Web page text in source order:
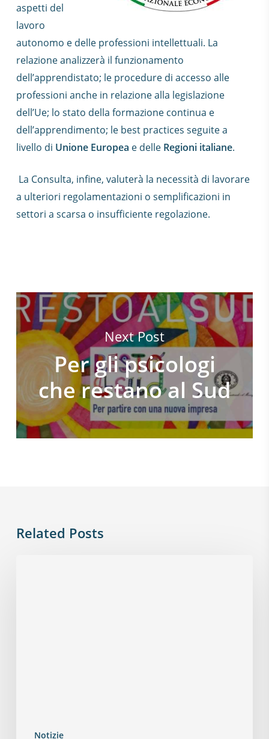
aspetti del
lavoro
autonomo e delle professioni intellettuali. La
relazione analizzerà il funzionamento
dell’apprendistato; le procedure di accesso alle
professioni anche in relazione alla legislazione
dell’Ue; lo stato della formazione continua e
dell’apprendimento; le best practices seguite a
livello di Unione Europea e delle Regioni italiane.
La Consulta, infine, valuterà la necessità di lavorare
a ulteriori regolamentazioni o semplificazioni in
settori a scarsa o insufficiente regolazione.
Next Post
Per gli psicologi
che restano al Sud
Related Posts
Notizie